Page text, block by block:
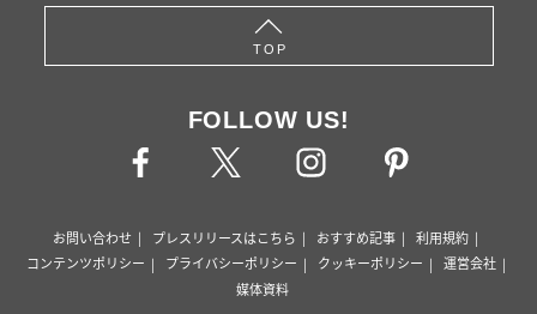
TOP
FOLLOW US!
お問い合わせ プレスリリースはこちら おすすめ記事
利用規約
コンテンツポリシー
プライバシーポリシー クッキーポリシー
運営会社
媒体資料